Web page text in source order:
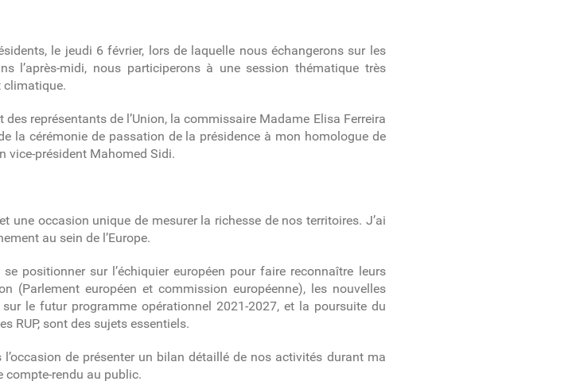
le jeudi 6 février, lors de laquelle nous échangerons sur les
l’après-midi, nous participerons à une session thématique très
climatique.
représentants de l’Union, la commissaire Madame Elisa Ferreira
la cérémonie de passation de la présidence à mon homologue de
vice-président Mahomed Sidi.
une occasion unique de mesurer la richesse de nos territoires. J’ai
au sein de l’Europe.
positionner sur l’échiquier européen pour faire reconnaître leurs
(Parlement européen et commission européenne), les nouvelles
le futur programme opérationnel 2021-2027, et la poursuite du
RUP, sont des sujets essentiels.
de présenter un bilan détaillé de nos activités durant ma
compte-rendu au public.